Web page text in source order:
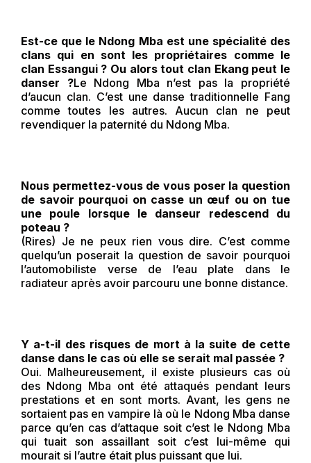
Est-ce que le Ndong Mba est une spécialité des
clans qui en sont les propriétaires comme le
clan Essangui ? Ou alors tout clan Ekang peut le
danser ?Le Ndong Mba n’est pas la propriété
d’aucun clan. C’est une danse traditionnelle Fang
comme toutes les autres. Aucun clan ne peut
revendiquer la paternité du Ndong Mba.
Nous permettez-vous de vous poser la question
de savoir pourquoi on casse un œuf ou on tue
une poule lorsque le danseur redescend du
poteau ?
(Rires) Je ne peux rien vous dire. C’est comme
quelqu’un poserait la question de savoir pourquoi
l’automobiliste verse de l’eau plate dans le
radiateur après avoir parcouru une bonne distance.
Y a-t-il des risques de mort à la suite de cette
danse dans le cas où elle se serait mal passée ?
Oui. Malheureusement, il existe plusieurs cas où
des Ndong Mba ont été attaqués pendant leurs
prestations et en sont morts. Avant, les gens ne
sortaient pas en vampire là où le Ndong Mba danse
parce qu’en cas d’attaque soit c’est le Ndong Mba
qui tuait son assaillant soit c’est lui-même qui
mourait si l’autre était plus puissant que lui.